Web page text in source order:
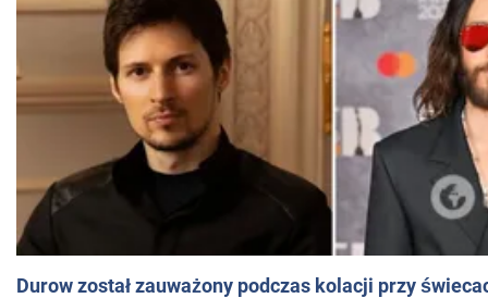
Durow został zauważony podczas kolacji przy